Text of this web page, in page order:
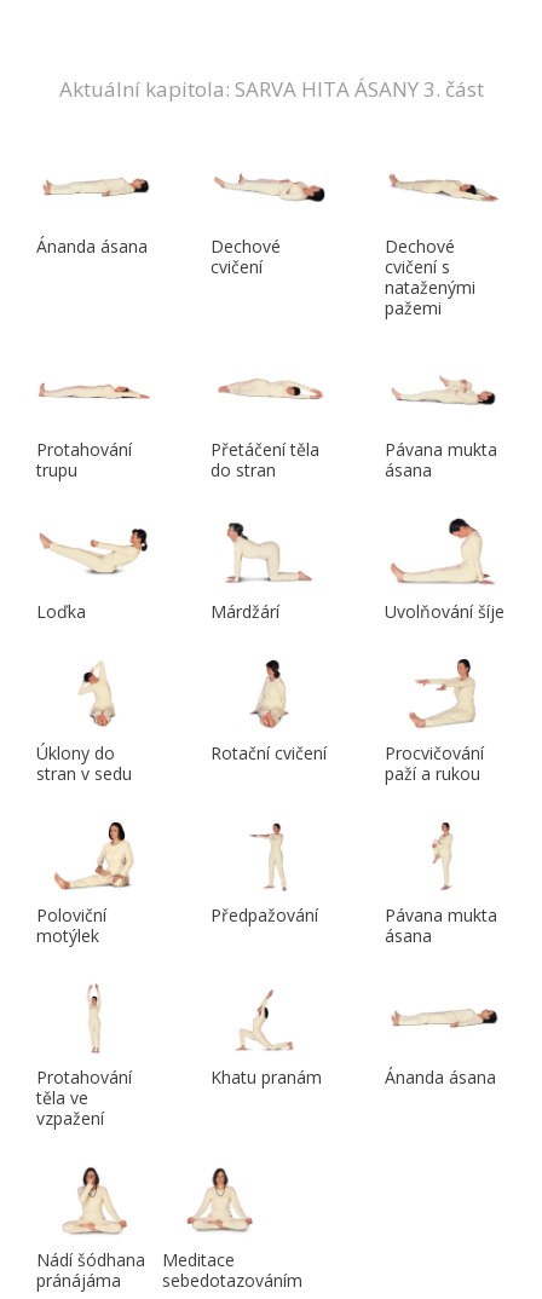
Aktuální kapitola: SARVA HITA ÁSANY 3. část
Ánanda ásana
Dechové
cvičení
Dechové
cvičení s
nataženými
pažemi
Protahování
trupu
Přetáčení těla
do stran
Pávana mukta
ásana
Loďka Márdžárí Uvolňování šíje
Úklony do
stran v sedu
Rotační cvičení
Procvičování
paží a rukou
Poloviční
motýlek
Předpažování
Pávana mukta
ásana
Protahování
těla ve
vzpažení
Khatu pranám Ánanda ásana
Nádí šódhana
pránájáma
Meditace
sebedotazováním